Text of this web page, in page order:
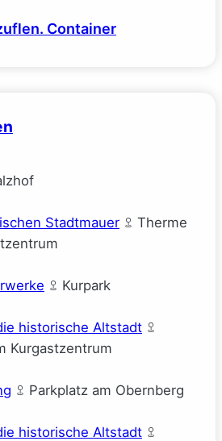
Container
Stadtmauer
Therme
Kurpark
historische Altstadt
Kurgastzentrum
Parkplatz am Obernberg
historische Altstadt